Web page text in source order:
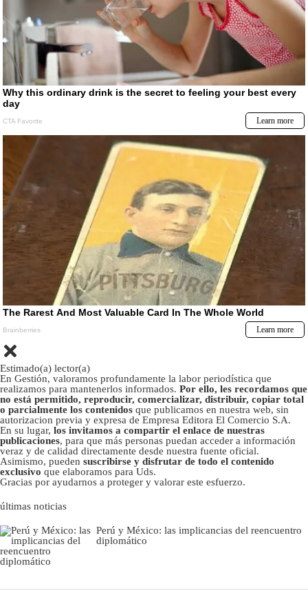
Estimado(a) lector(a)
En Gestión, valoramos profundamente la labor periodística que
realizamos para mantenerlos informados. Por ello, les recordamos que
no está permitido, reproducir, comercializar, distribuir, copiar total
o parcialmente los contenidos que publicamos en nuestra web, sin
autorizacion previa y expresa de Empresa Editora El Comercio S.A.
En su lugar, los invitamos a compartir el enlace de nuestras
publicaciones, para que más personas puedan acceder a información
veraz y de calidad directamente desde nuestra fuente oficial.
Asimismo, pueden suscribirse y disfrutar de todo el contenido
exclusivo que elaboramos para Uds.
Gracias por ayudarnos a proteger y valorar este esfuerzo.
últimas noticias
Perú y México: las implicancias del reencuentro
diplomático